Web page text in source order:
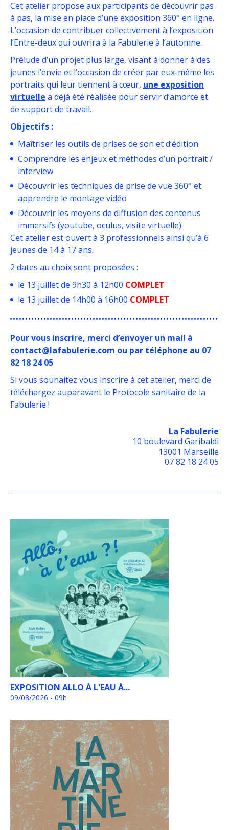
Cet atelier propose aux participants de découvrir pas
à pas, la mise en place d’une exposition 360° en ligne.
L’occasion de contribuer collectivement à l’exposition
l’Entre-deux qui ouvrira à la Fabulerie à l’automne.
Prélude d’un projet plus large, visant à donner à des
jeunes l’envie et l’occasion de créer par eux-même les
portraits qui leur tiennent à cœur, une exposition
virtuelle a déjà été réalisée pour servir d’amorce et
de support de travail.
Objectifs :
Maîtriser les outils de prises de son et d’édition
Comprendre les enjeux et méthodes d’un portrait /
interview
Découvrir les techniques de prise de vue 360° et
apprendre le montage vidéo
Découvrir les moyens de diffusion des contenus
immersifs (youtube, oculus, visite virtuelle)
Cet atelier est ouvert à 3 professionnels ainsi qu’à 6
jeunes de 14 à 17 ans.
2 dates au choix sont proposées :
le 13 juillet de 9h30 à 12h00 COMPLET
le 13 juillet de 14h00 à 16h00 COMPLET
Pour vous inscrire, merci d’envoyer un mail à
contact@lafabulerie.com ou par téléphone au 07
82 18 24 05
Si vous souhaitez vous inscrire à cet atelier, merci de
téléchargez auparavant le Protocole sanitaire de la
Fabulerie !
La Fabulerie
10 boulevard Garibaldi
13001 Marseille
07 82 18 24 05
EXPOSITION ALLO À L'EAU À...
09/08/2026 - 09h